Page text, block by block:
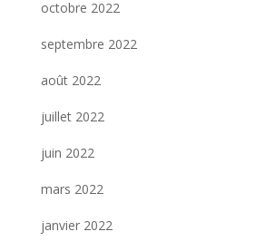
octobre 2022
septembre 2022
août 2022
juillet 2022
juin 2022
mars 2022
janvier 2022